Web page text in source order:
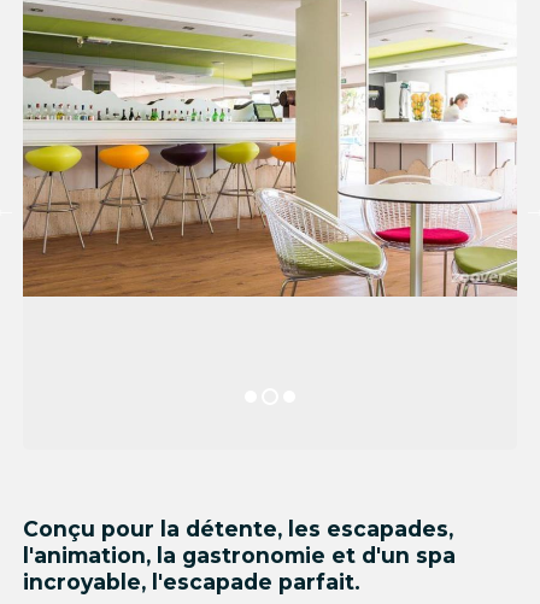
Conçu pour la détente, les escapades,
l'animation, la gastronomie et d'un spa
incroyable, l'escapade parfait.